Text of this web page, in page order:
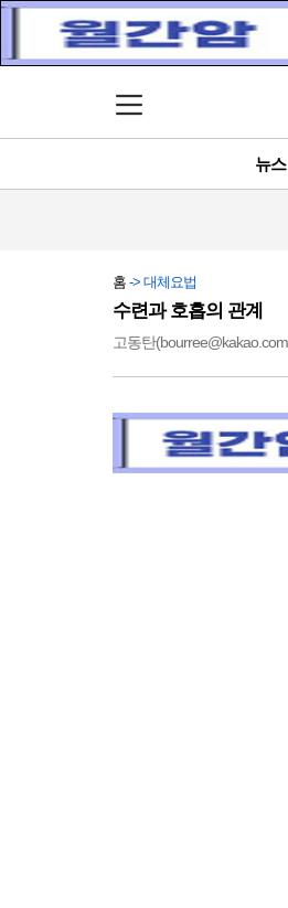
메뉴 열기
뉴스
홈 -> 대체요법
수련과 호흡의 관계
고동탄